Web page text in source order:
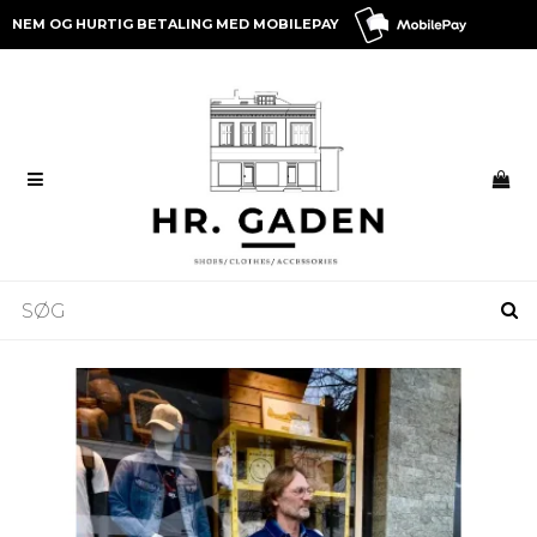
NEM OG HURTIG BETALING MED MOBILEPAY